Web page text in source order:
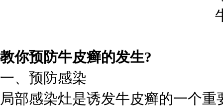
教你预防牛皮癣的发生?
一、预防感染
局部感染灶是诱发牛皮癣的一个